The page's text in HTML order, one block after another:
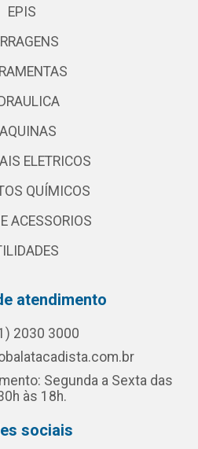
EPIS
ELETRICOS
QUÍMICOS
ACESSORIOS
atendimento
2030 3000
Segunda a Sexta das
às 18h.
sociais